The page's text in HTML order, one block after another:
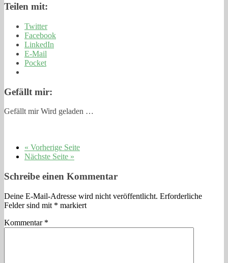
Teilen mit:
Twitter
Facebook
LinkedIn
E-Mail
Pocket
Gefällt mir:
Gefällt mir Wird geladen …
« Vorherige Seite
Nächste Seite »
Schreibe einen Kommentar
Deine E-Mail-Adresse wird nicht veröffentlicht. Erforderliche
Felder sind mit * markiert
Kommentar *